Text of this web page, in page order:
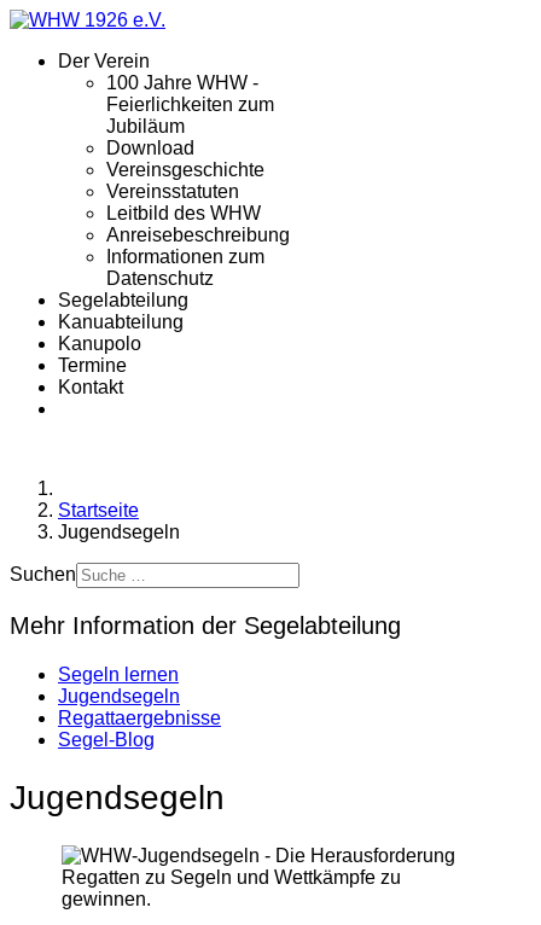
Der Verein
100 Jahre WHW -
Feierlichkeiten zum
Jubiläum
Download
Vereinsgeschichte
Vereinsstatuten
Leitbild des WHW
Anreisebeschreibung
Informationen zum
Datenschutz
Segelabteilung
Kanuabteilung
Kanupolo
Termine
Kontakt
Startseite
Jugendsegeln
Suchen
Mehr Information der Segelabteilung
Segeln lernen
Jugendsegeln
Regattaergebnisse
Segel-Blog
Jugendsegeln